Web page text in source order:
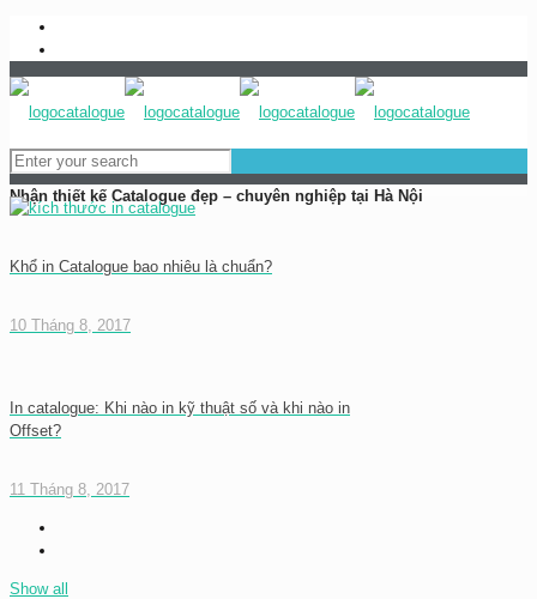
Nhận thiết kế Catalogue đẹp – chuyên nghiệp tại Hà Nội
Khổ in Catalogue bao nhiêu là chuẩn?
10 Tháng 8, 2017
In catalogue: Khi nào in kỹ thuật số và khi nào in
Offset?
11 Tháng 8, 2017
Show all